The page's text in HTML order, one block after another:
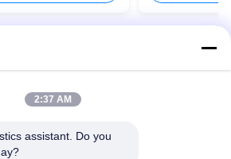
2:37 AM
assistant. Do you